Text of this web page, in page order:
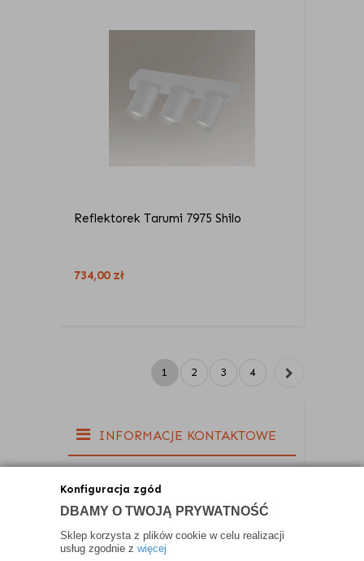
Konfiguracja zgód
DBAMY O TWOJĄ PRYWATNOŚĆ
Sklep korzysta z plików cookie w celu realizacji
usług zgodnie z więcej
Reflektorek Tarumi 7975 Shilo
734,00 zł
1 2 3 4
INFORMACJE KONTAKTOWE